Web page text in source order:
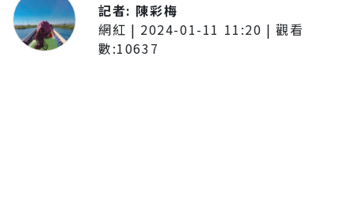
記者: 陳彩梅
網紅 | 2024-01-11 11:20 | 觀看
數:10637